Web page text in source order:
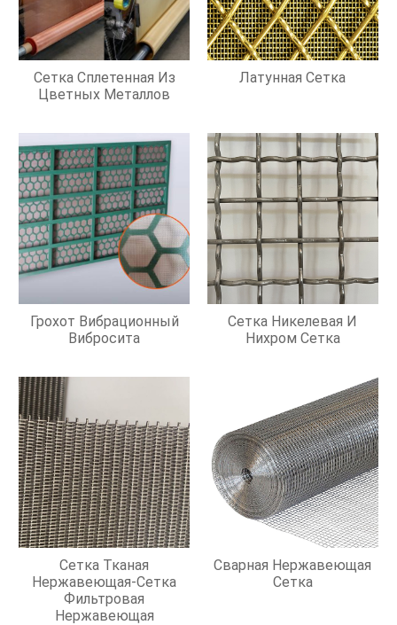
Сетка Сплетенная Из
Цветных Металлов
Латунная Сетка
Грохот Вибрационный
Вибросита
Сетка Никелевая И
Нихром Сетка
Сетка Тканая
Нержавеющая-Сетка
Фильтровая
Нержавеющая
Сварная Нержавеющая
Сетка